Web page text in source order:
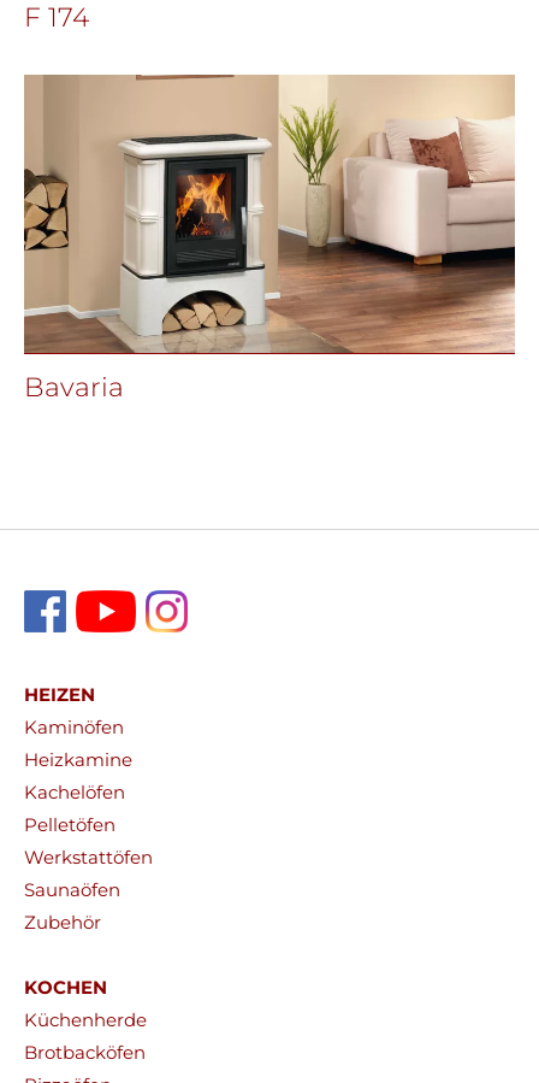
F 174
Bavaria
HEIZEN
Kaminöfen
Heizkamine
Kachelöfen
Pelletöfen
Werkstattöfen
Saunaöfen
Zubehör
KOCHEN
Küchenherde
Brotbacköfen